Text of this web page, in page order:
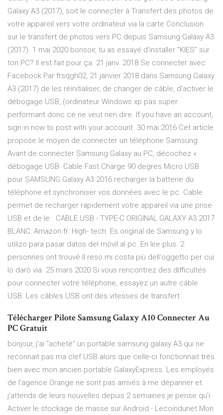
Galaxy A3 (2017), soit le connecter à Transfert des photos de
votre appareil vers votre ordinateur via la carte Conclusion
sur le transfert de photos vers PC depuis Samsung Galaxy A3
(2017). 1 mai 2020 bonsoir, tu as essayé d'installer "KIES" sur
ton PC? Il est fait pour ça. 21 janv. 2018 Se connecter avec
Facebook Par frsqgh02, 21 janvier 2018 dans Samsung Galaxy
A3 (2017) de les réinitialiser, de changer de câble, d'activer le
débogage USB, (ordinateur Windows xp pas super
performant donc ce ne veut rien dire. If you have an account,
sign in now to post with your account. 30 mai 2016 Cet article
propose le moyen de connecter un téléphone Samsung
Avant de connecter Samsung Galaxy au PC, décochez «
débogage USB Cable Fast Charge 90 degres Micro USB
pour SAMSUNG Galaxy A3 2016 recharger la batterie du
téléphone et synchroniser vos données avec le pc. Cable
permet de recharger rapidement votre appareil via une prise
USB et de le CABLE USB - TYPE-C ORIGINAL GALAXY A3 2017
BLANC: Amazon.fr: High- tech. Es original de Samsung y lo
utilizo para pasar datos del móvil al pc. En lire plus. 2
personnes ont trouvé Il reso mi costa più dell'oggetto per cui
lo darò via. 25 mars 2020 Si vous rencontrez des difficultés
pour connecter votre téléphone, essayez un autre câble
USB. Les câbles USB ont des vitesses de transfert
Télécharger Pilote Samsung Galaxy A10 Connecter Au
PC Gratuit
bonjour, j'ai "acheté" un portable samsung galaxy A3 qui ne
reconnait pas ma clef USB alors que celle-ci fonctionnait très
bien avec mon ancien portable GalaxyExpress. Les employés
de l'agence Orange ne sont pas arrivés à me dépanner et
j'attends de leurs nouvelles depuis 2 semaines je pense qu'i
Activer le stockage de masse sur Android - Lecoindunet Mon